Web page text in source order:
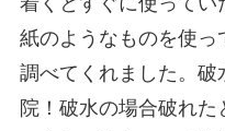
紙のようなものを使っ
調べてくれました。破
院！破水の場合破れ